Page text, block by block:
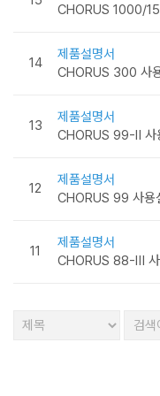
CHORUS 1000/
14
제품설명서
CHORUS 300 사
13
제품설명서
CHORUS 99-Ⅱ 사
12
제품설명서
CHORUS 99 사용
11
제품설명서
CHORUS 88-Ⅲ 사